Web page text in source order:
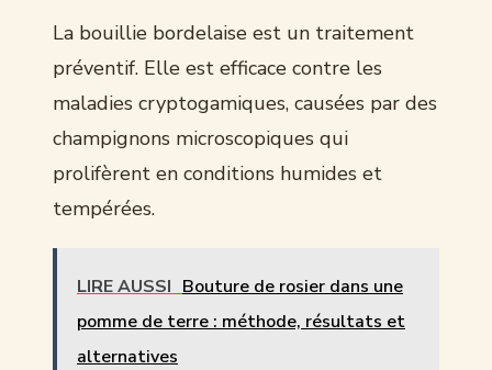
La bouillie bordelaise est un traitement
préventif. Elle est efficace contre les
maladies cryptogamiques, causées par des
champignons microscopiques qui
prolifèrent en conditions humides et
tempérées.
LIRE AUSSI Bouture de rosier dans une
pomme de terre : méthode, résultats et
alternatives